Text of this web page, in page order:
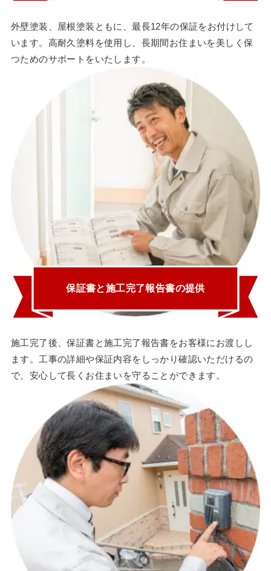
外壁塗装、屋根塗装ともに、最長12年の保証をお付けして
います。高耐久塗料を使用し、長期間お住まいを美しく保
つためのサポートをいたします。
保証書と施工完了報告書の提供
施工完了後、保証書と施工完了報告書をお客様にお渡しし
ます。工事の詳細や保証内容をしっかり確認いただけるの
で、安心して長くお住まいを守ることができます。